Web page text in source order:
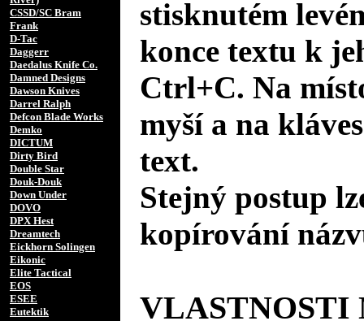
CSSD/SC Bram
Frank
D-Tac
Daggerr
Daedalus Knife Co.
Damned Designs
Dawson Knives
Darrel Ralph
Defcon Blade Works
Demko
DICTUM
Dirty Bird
Double Star
Douk-Douk
Down Under
DOVO
DPX Hest
Dreamtech
Eickhorn Solingen
Eikonic
Elite Tactical
EOS
ESEE
Eutektik
stisknutém
konce textu k
Ctrl+C. Na
myší a na
text.
Stejný postup
kopírování
VLASTNOSTI